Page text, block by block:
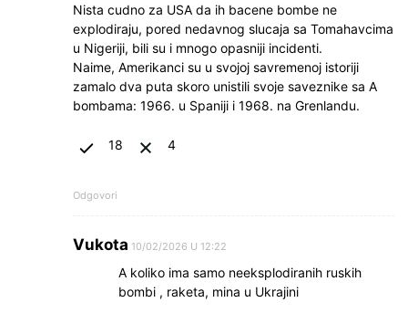
Nista cudno za USA da ih bacene bombe ne
explodiraju, pored nedavnog slucaja sa Tomahavcima
u Nigeriji, bili su i mnogo opasniji incidenti.
Naime, Amerikanci su u svojoj savremenoj istoriji
zamalo dva puta skoro unistili svoje saveznike sa A
bombama: 1966. u Spaniji i 1968. na Grenlandu.
18 4
Odgovori
Vukota 10/02/2026 U 12:22
A koliko ima samo neeksplodiranih ruskih
bombi , raketa, mina u Ukrajini